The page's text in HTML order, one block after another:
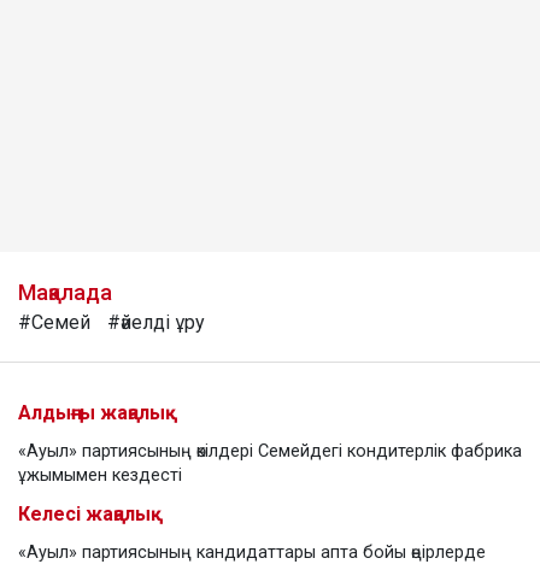
Мақалада
#Семей #әйелді ұру
Алдыңғы жаңалық
«Ауыл» партиясының өкілдері Семейдегі кондитерлік фабрика
ұжымымен кездесті
Келесі жаңалық
«Ауыл» партиясының кандидаттары апта бойы өңірлерде